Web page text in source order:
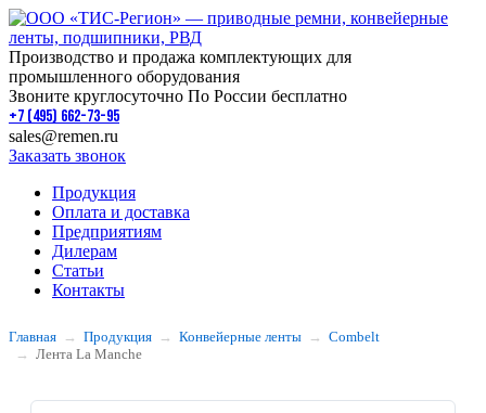
Производство и продажа комплектующих для
промышленного оборудования
Звоните круглосуточно По России бесплатно
+7 (495) 662-73-95
sales@remen.ru
Заказать звонок
Продукция
Оплата и доставка
Предприятиям
Дилерам
Статьи
Контакты
Главная Продукция Конвейерные ленты
Combelt
Лента La Manche